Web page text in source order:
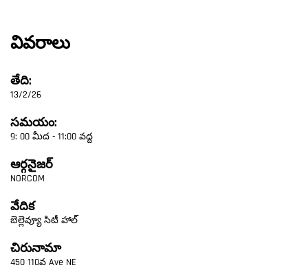
వివరాలు
తేది:
13/2/26
సమయం:
9: 00 మీద - 11:00 వద్ద
ఆర్గనైజర్
NORCOM
వేదిక
బెల్లెవ్యూ సిటీ హాల్
చిరునామా
450 110వ Ave NE